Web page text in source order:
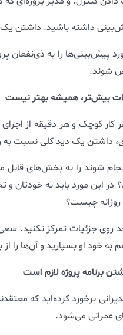
داشته باشید. داشتن یک
شوند.
بیش‌تر، همیشه بهتر نیست
هر کار کوچک و هر دقیقه از
داشتن یک دید کلی نسبت
انجام شوند را به بخش‌های
در این مورد باید به خودتان و
روزانه چیست؟
روی جزئیات تمرکز نکنید.
به خود او بسپارید و آن‌ها را
برنامه‌ پروژه لازم است
برخورد کرده‌اید که
عمرانی می‌شود.